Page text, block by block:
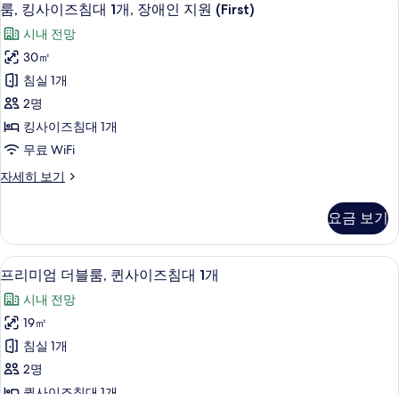
개,
장
애
인
지
원
사
진
보
기
사
이
즈
침
대
개,
장
애
인
원
히
보
기
킹
사
이
즈
침
대
개,
애
인
지
원
(First)
사
진
모
룸, 킹사이즈침대 1개, 장애인 지원 (First)
시내 전망
30㎡
침실 1개
2명
킹사이즈침대 1개
무료 WiFi
자세히 보기
룸,
즈
침
대
개,
장
애
인
지
원
요금 보기
프
리
미
엄
더
블
2
프리미엄 더블룸, 퀸사이즈침대 1개
시내 전망
19㎡
침실 1개
2명